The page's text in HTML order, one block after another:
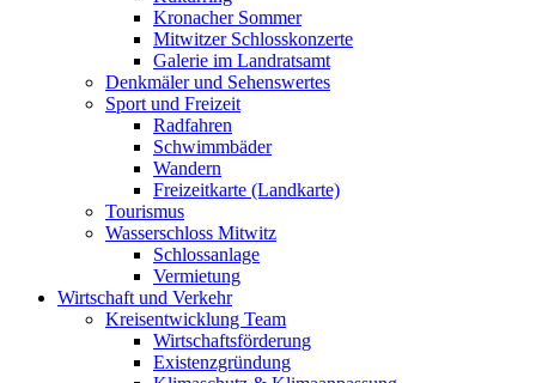
Kronacher Sommer
Mitwitzer Schlosskonzerte
Galerie im Landratsamt
Denkmäler und Sehenswertes
Sport und Freizeit
Radfahren
Schwimmbäder
Wandern
Freizeitkarte (Landkarte)
Tourismus
Wasserschloss Mitwitz
Schlossanlage
Vermietung
Wirtschaft und Verkehr
Kreisentwicklung Team
Wirtschaftsförderung
Existenzgründung